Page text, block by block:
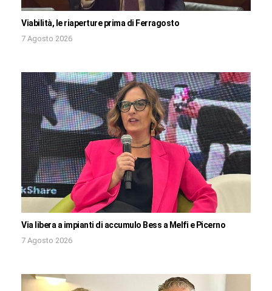
Viabilità, le riaperture prima di Ferragosto
7 Agosto 2026
Via libera a impianti di accumulo Bess a Melfi e Picerno
7 Agosto 2026